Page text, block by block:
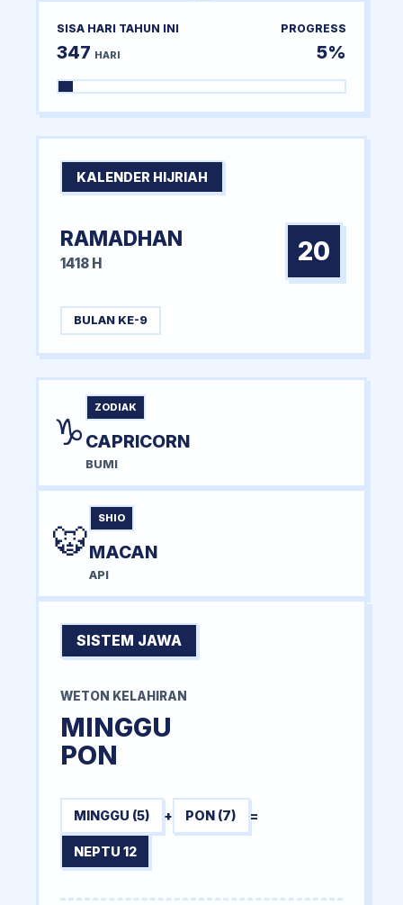
SISA HARI TAHUN INI
347 HARI
PROGRESS
5%
KALENDER HIJRIAH
RAMADHAN
1418 H 20
BULAN KE-9
♑
ZODIAK
CAPRICORN
BUMI
🐯
SHIO
MACAN
API
SISTEM JAWA
WETON KELAHIRAN
MINGGU
PON
MINGGU (5) + PON (7) =
NEPTU 12